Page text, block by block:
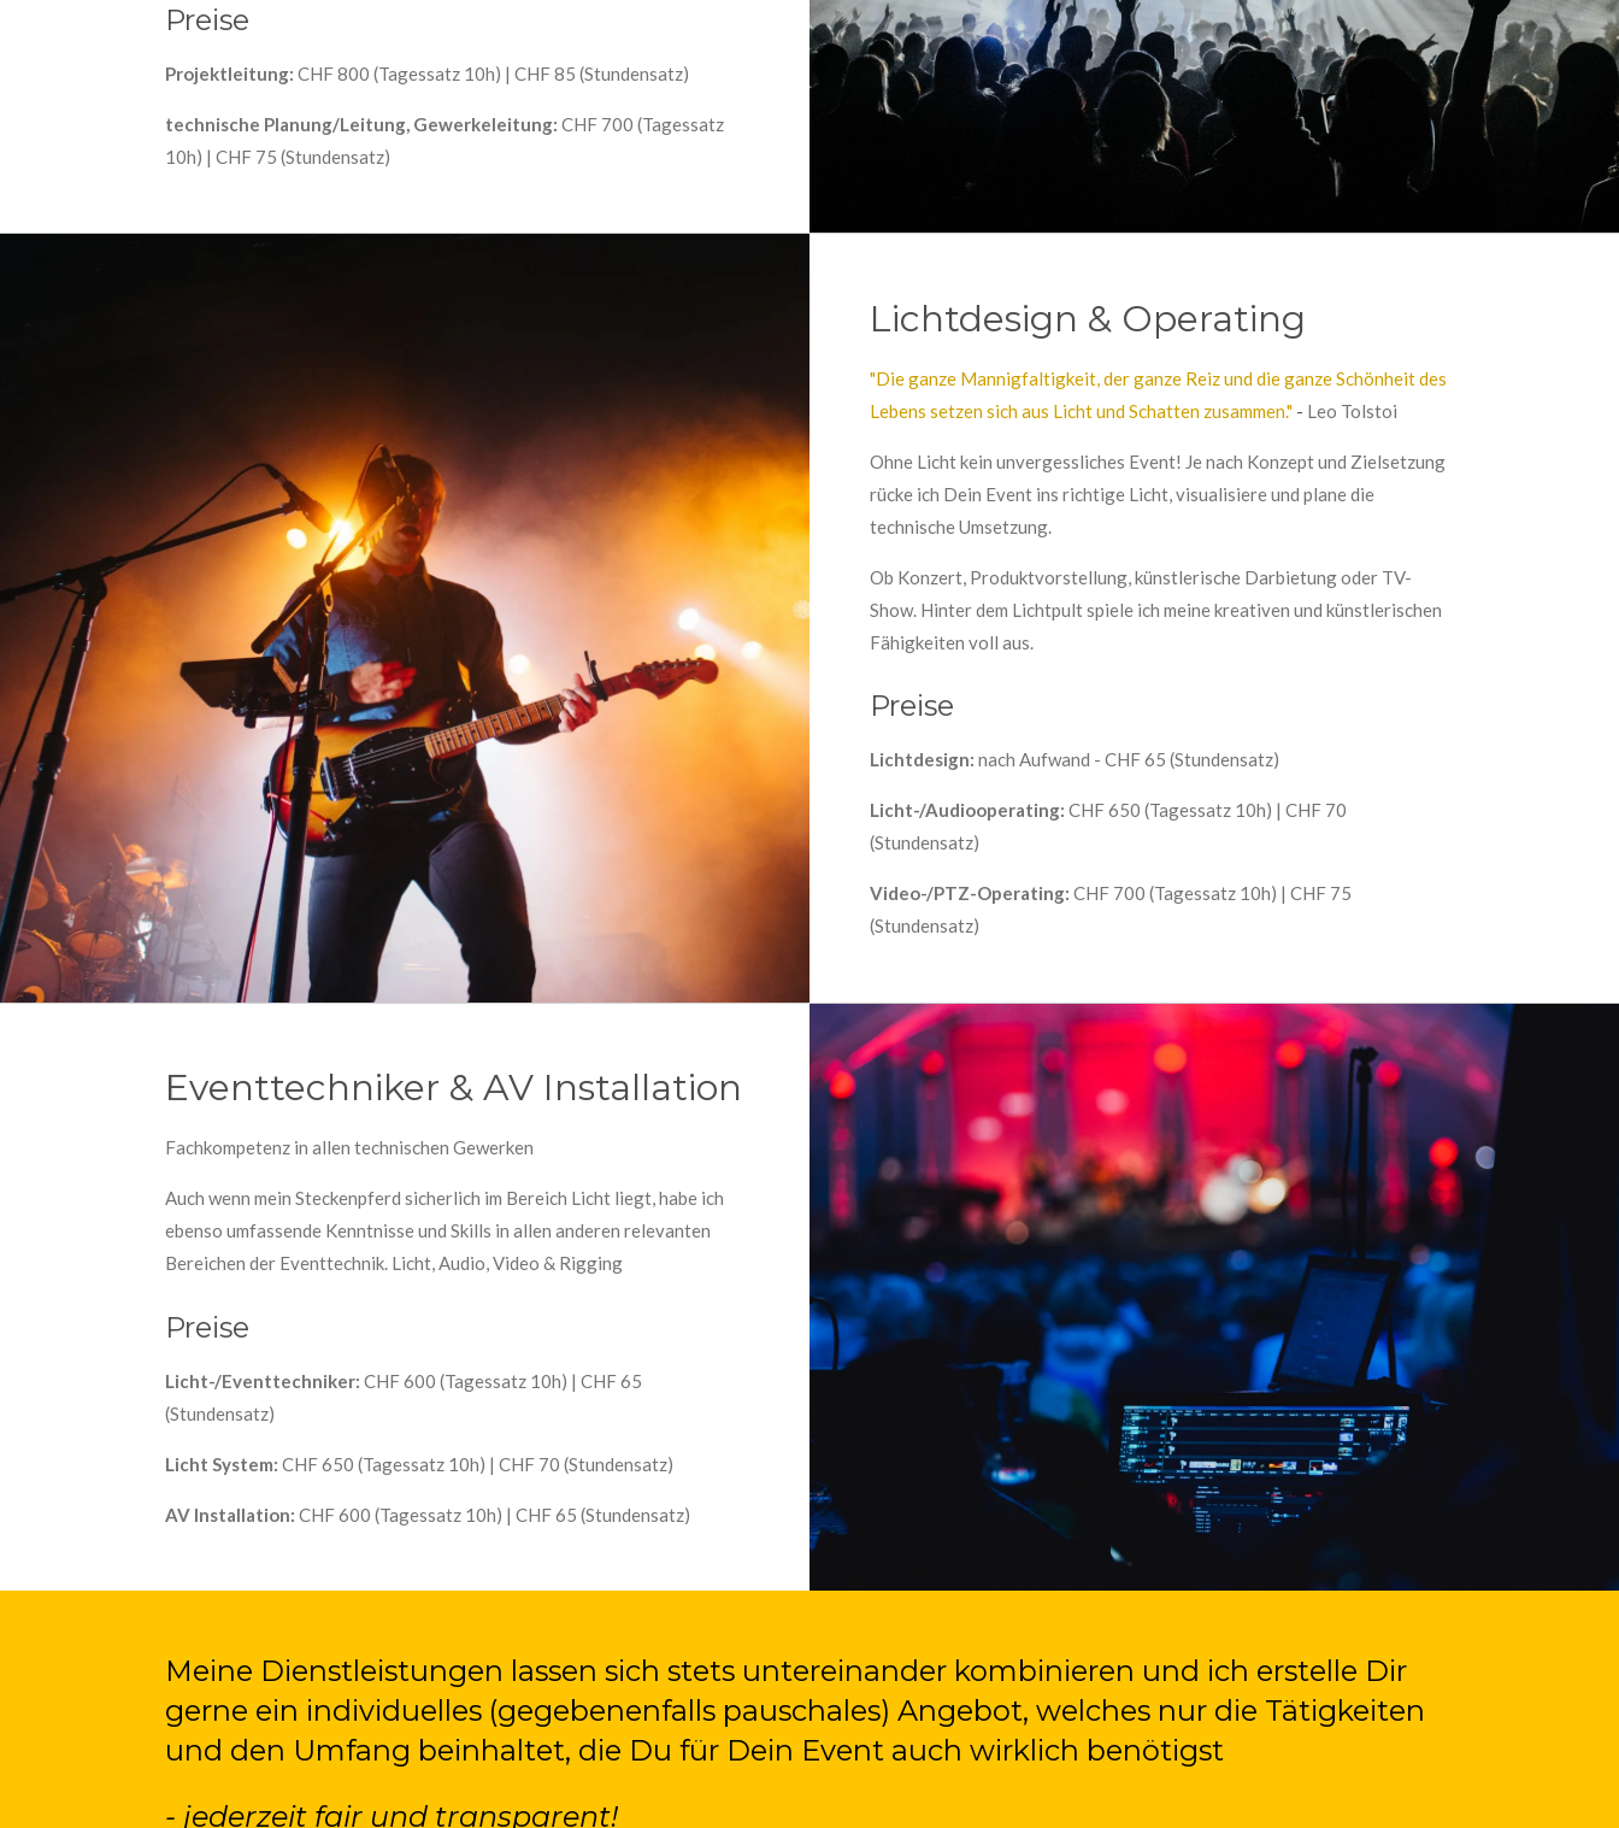
Preise
Projektleitung: CHF 800 (Tagessatz 10h) | CHF 85 (Stundensatz)
technische Planung/Leitung, Gewerkeleitung: CHF 700 (Tagessatz
10h) | CHF 75 (Stundensatz)
Lichtdesign & Operating
"Die ganze Mannigfaltigkeit, der ganze Reiz und die ganze Schönheit des
Lebens setzen sich aus Licht und Schatten zusammen."- Leo Tolstoi
Ohne Licht kein unvergessliches Event! Je nach Konzept und Zielsetzung
rücke ich Dein Event ins richtige Licht, visualisiere und plane die
technische Umsetzung.
Ob Konzert, Produktvorstellung, künstlerische Darbietung oder TV-
Show. Hinter dem Lichtpult spiele ich meine kreativen und künstlerischen
Fähigkeiten voll aus.
Preise
Lichtdesign: nach Aufwand - CHF 65 (Stundensatz)
Licht-/Audiooperating: CHF 650 (Tagessatz 10h) | CHF 70
(Stundensatz)
Video-/PTZ-Operating: CHF 700 (Tagessatz 10h) | CHF 75
(Stundensatz)
Eventtechniker & AV Installation
Fachkompetenz in allen technischen Gewerken
Auch wenn mein Steckenpferd sicherlich im Bereich Licht liegt, habe ich
ebenso umfassende Kenntnisse und Skills in allen anderen relevanten
Bereichen der Eventtechnik. Licht, Audio, Video & Rigging
Preise
Licht-/Eventtechniker: CHF 600 (Tagessatz 10h) | CHF 65
(Stundensatz)
Licht System: CHF 650 (Tagessatz 10h) | CHF 70 (Stundensatz)
AV Installation: CHF 600 (Tagessatz 10h) | CHF 65 (Stundensatz)
Meine Dienstleistungen lassen sich stets untereinander kombinieren und ich erstelle Dir
gerne ein individuelles (gegebenenfalls pauschales) Angebot, welches nur die Tätigkeiten
und den Umfang beinhaltet, die Du für Dein Event auch wirklich benötigst
- jederzeit fair und transparent!